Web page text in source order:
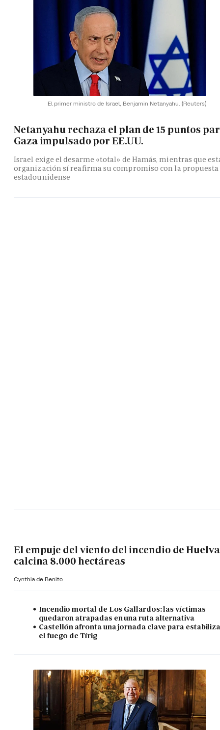
El primer ministro de Israel, Benjamin Netanyahu. (Reuters)
Netanyahu rechaza el plan de 15 puntos
Gaza impulsado por EE.UU.
Israel exige el desarme «total» de Hamás, mientras que
organización sí reafirma su compromiso con la propuesta
estadounidense
El empuje del viento del incendio de Huelva
calcina 8.000 hectáreas
Cynthia de Benito
Incendio mortal de Los Gallardos: las víctimas
quedaron atrapadas en una ruta alternativa
Castellón afronta una jornada clave para
el fuego de Tírig